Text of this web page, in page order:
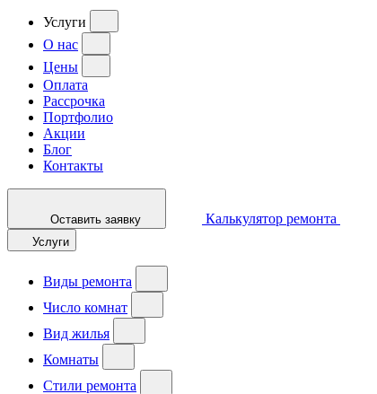
Услуги
О нас
Цены
Оплата
Рассрочка
Портфолио
Акции
Блог
Контакты
Оставить заявку Калькулятор ремонта
Услуги
Виды ремонта
Число комнат
Вид жилья
Комнаты
Стили ремонта